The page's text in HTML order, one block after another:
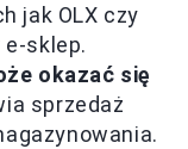
jak OLX czy
e-sklep.
okazać się
sprzedaż